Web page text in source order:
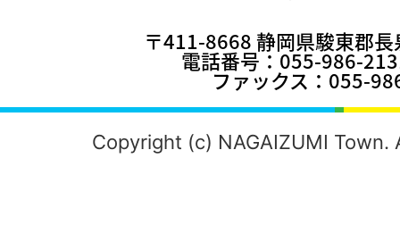
〒411-8668 静岡県駿東郡
電話番号：055-986-
ファックス：055-
Copyright (c) NAGAIZUMI Town.